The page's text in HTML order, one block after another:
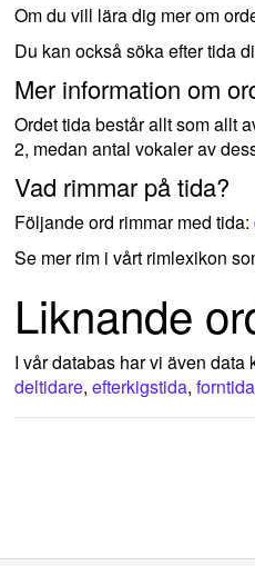
Om du vill lära dig mer om
Du kan också söka efter tida
Mer information om
Ordet tida består allt som allt
2, medan antal vokaler av
Vad rimmar på tida?
Följande ord rimmar med tida:
Se mer rim i vårt rimlexikon
Liknande
I vår databas har vi även
deltidare, efterkigstida, forntida